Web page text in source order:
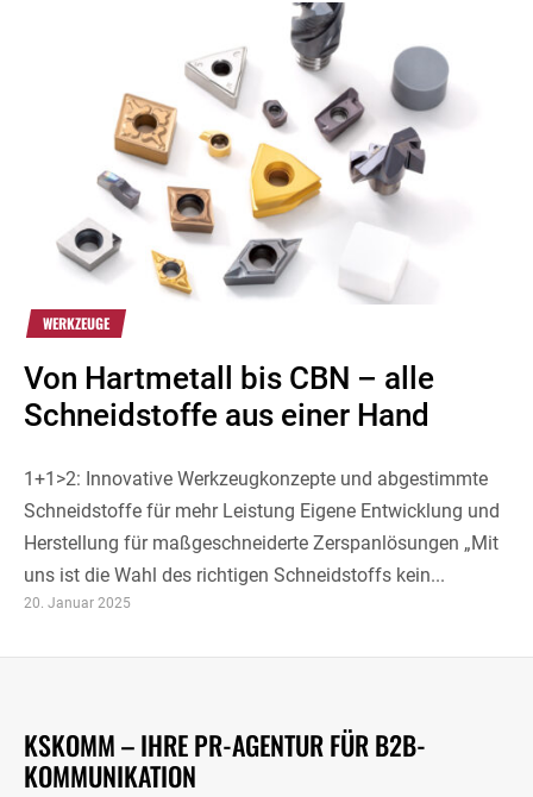
WERKZEUGE
Von Hartmetall bis CBN – alle
Schneidstoffe aus einer Hand
1+1>2: Innovative Werkzeugkonzepte und abgestimmte
Schneidstoffe für mehr Leistung Eigene Entwicklung und
Herstellung für maßgeschneiderte Zerspanlösungen „Mit
uns ist die Wahl des richtigen Schneidstoffs kein...
20. Januar 2025
KSKOMM – IHRE PR-AGENTUR FÜR B2B-
KOMMUNIKATION